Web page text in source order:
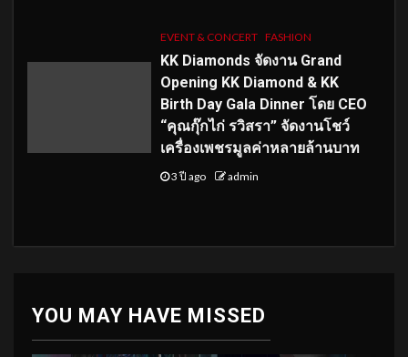
EVENT & CONCERT FASHION
KK Diamonds จัดงาน Grand
Opening KK Diamond & KK
Birth Day Gala Dinner โดย CEO
“คุณกุ๊กไก่ รวิสรา” จัดงานโชว์
เครื่องเพชรมูลค่าหลายล้านบาท
3 ปี ago admin
YOU MAY HAVE MISSED